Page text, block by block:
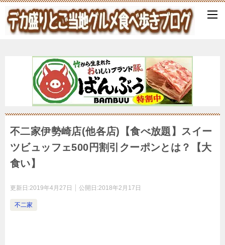
不二家伊勢崎店(他各店)【食べ放題】スイー
ツビュッフェ500円割引クーポンとは？【大
食い】
更新日:2019年4月27日 公開日:2018年2月17日
不二家